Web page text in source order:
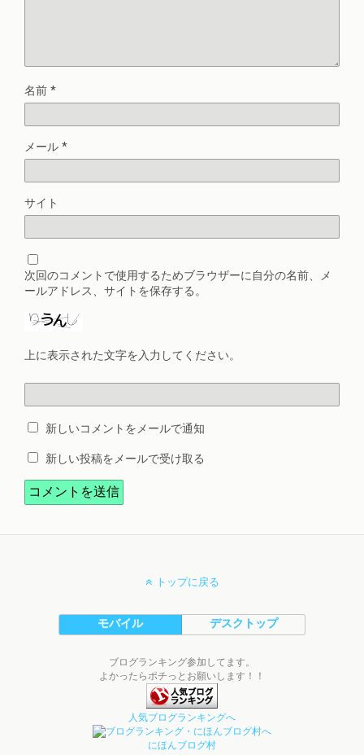
名前 *
メール *
サイト
次回のコメントで使用するためブラウザーに自分の名前、メ
ールアドレス、サイトを保存する。
上に表示された文字を入力してください。
新しいコメントをメールで通知
新しい投稿をメールで受け取る
トップに戻る
モバイル デスクトップ
ブログランキング参加してます。
よかったらポチっとお願いします！！
人気ブログランキングへ
にほんブログ村